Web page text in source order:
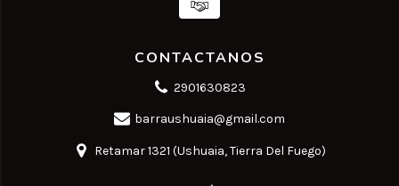
CONTACTANOS
2901630823
barraushuaia@gmail.com
Retamar 1321 (Ushuaia, Tierra Del Fuego)